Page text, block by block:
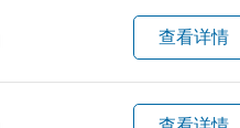
查看详情